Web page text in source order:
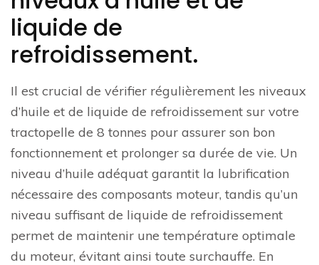
liquide de
refroidissement.
Il est crucial de vérifier régulièrement les niveaux
d’huile et de liquide de refroidissement sur votre
tractopelle de 8 tonnes pour assurer son bon
fonctionnement et prolonger sa durée de vie. Un
niveau d’huile adéquat garantit la lubrification
nécessaire des composants moteur, tandis qu’un
niveau suffisant de liquide de refroidissement
permet de maintenir une température optimale
du moteur, évitant ainsi toute surchauffe. En